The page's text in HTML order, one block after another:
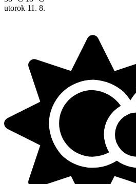
utorok 11. 8.